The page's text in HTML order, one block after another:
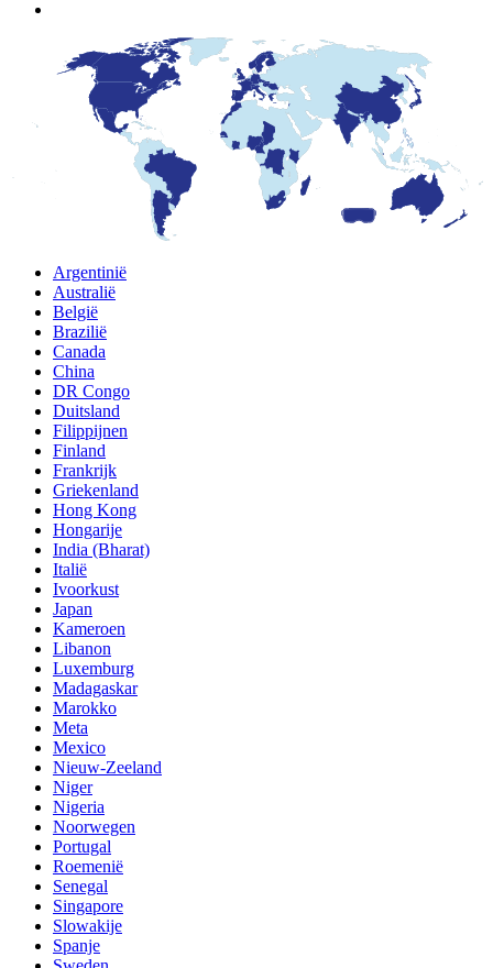
Argentinië
Australië
België
Brazilië
Canada
China
DR Congo
Duitsland
Filippijnen
Finland
Frankrijk
Griekenland
Hong Kong
Hongarije
India (Bharat)
Italië
Ivoorkust
Japan
Kameroen
Libanon
Luxemburg
Madagaskar
Marokko
Meta
Mexico
Nieuw-Zeeland
Niger
Nigeria
Noorwegen
Portugal
Roemenië
Senegal
Singapore
Slowakije
Spanje